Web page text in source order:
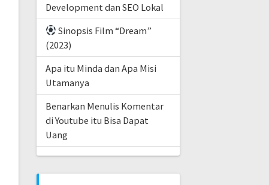
Development dan SEO Lokal
Sinopsis Film “Dream”
(2023)
Apa itu Minda dan Apa Misi
Utamanya
Benarkan Menulis Komentar
di Youtube itu Bisa Dapat
Uang